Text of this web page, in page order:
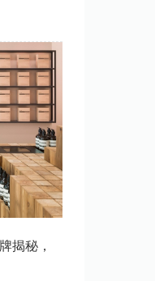
揭秘，